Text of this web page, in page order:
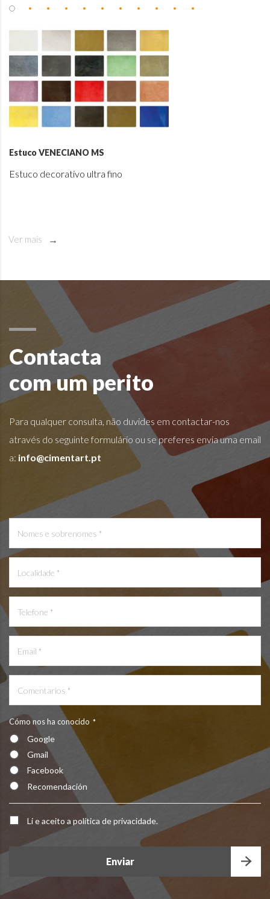
Estuco VENECIANO MS
Estuco decorativo ultra fino
Ver mais
Contacta
com um perito
Para qualquer consulta, não duvides em contactar-nos
através do seguinte formulário ou se preferes envia uma email
a: info@cimentart.pt
Cómo nos ha conocido *
Google
Gmail
Facebook
Recomendación
Li e aceito a política de privacidade.
Enviar
This